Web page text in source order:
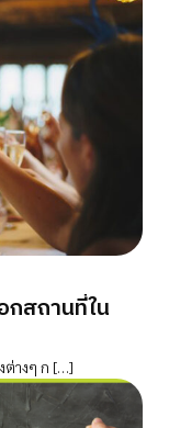
กสถานที่ใน
ต่างๆ ก […]